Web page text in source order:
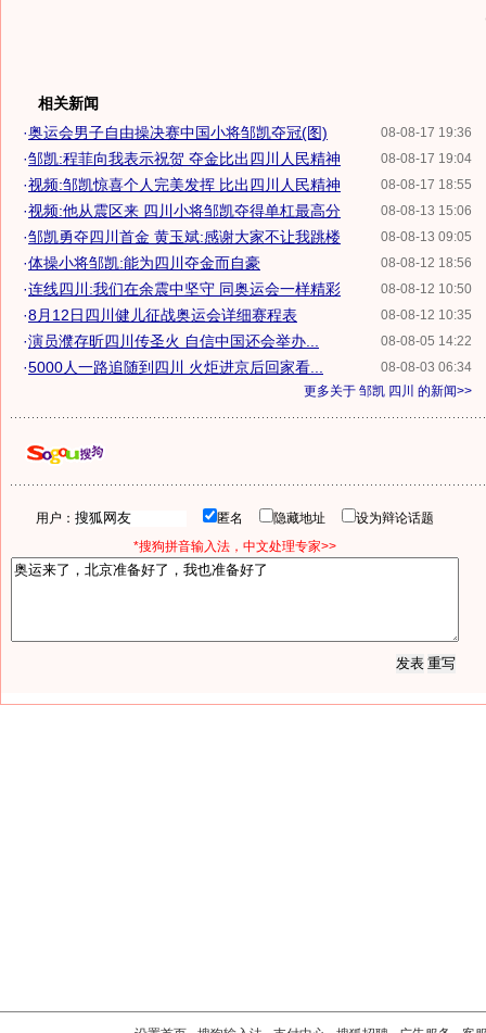
相关新闻
08-08-17 19:36
·奥运会男子自由操决赛中国小将邹凯夺冠(图)
08-08-17 19:04
·邹凯:程菲向我表示祝贺 夺金比出四川人民精神
08-08-17 18:55
·视频:邹凯惊喜个人完美发挥 比出四川人民精神
08-08-13 15:06
·视频:他从震区来 四川小将邹凯夺得单杠最高分
08-08-13 09:05
·邹凯勇夺四川首金 黄玉斌:感谢大家不让我跳楼
08-08-12 18:56
·体操小将邹凯:能为四川夺金而自豪
08-08-12 10:50
·连线四川:我们在余震中坚守 同奥运会一样精彩
08-08-12 10:35
·8月12日四川健儿征战奥运会详细赛程表
08-08-05 14:22
·演员濮存昕四川传圣火 自信中国还会举办...
08-08-03 06:34
·5000人一路追随到四川 火炬进京后回家看...
更多关于 邹凯 四川 的新闻>>
用户： 匿名 隐藏地址
设为辩论话题
*搜狗拼音输入法，中文处理专家>>